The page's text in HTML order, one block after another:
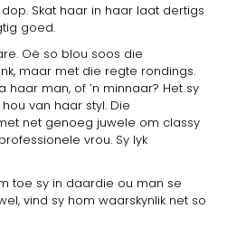
Skat haar in haar laat dertigs
goed.
Oë so blou soos die
maar met die regte rondings.
haar man, of ’n minnaar? Het sy
van haar styl. Die
net genoeg juwele om classy
vrou. Sy lyk
toe sy in daardie ou man se
vind sy hom waarskynlik net so